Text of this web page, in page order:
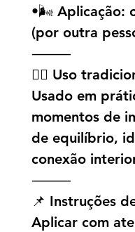
•🌬️ Aplicação:
(por outra
⸻
🧘‍♂️ Uso
Usado em
momentos de
de equilíbrio,
conexão
⸻
📌 Instruções
Aplicar com